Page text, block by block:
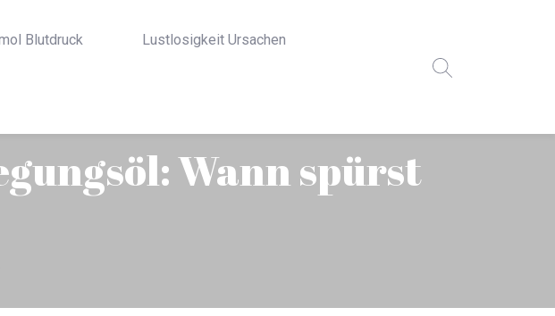
Blutdruck Lustlosigkeit Ursachen
Wann spürst